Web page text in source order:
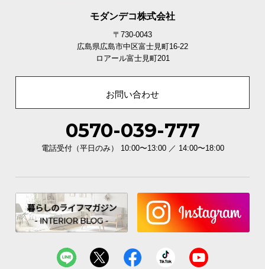
モダンデコ株式会社
〒730-0043
広島県広島市中区富士見町16-22
ロアール富士見町201
お問い合わせ
0570-039-777
電話受付（平日のみ） 10:00〜13:00 ／ 14:00〜18:00